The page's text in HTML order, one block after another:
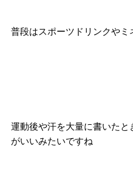
普段はスポーツドリンクや
運動後や汗を大量に書いた
がいいみたいですね